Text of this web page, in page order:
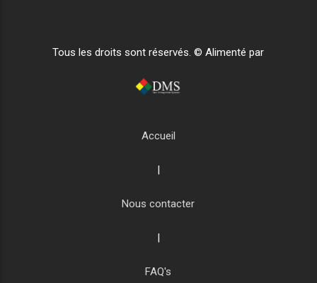
Tous les droits sont réservés. © Alimenté par
Accueil
Nous contacter
FAQ's